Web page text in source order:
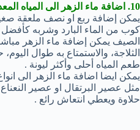
10. اضافة ماء الزهر الى المياه المعدنية :
يمكن إضافة ربع او نصف ملعقة
كوب من الماء البارد وشربه
الصيف يمكن إضافة ماء الزهر
الثلاجة، والاستمتاع به طوال
طعم المياه أحلى وأكثر ليونة .
يمكن ايضا اضافة ماء الزهر الى
مثل عصير البرتقال او عصير
حلاوة ويعطي انتعاش رائع .